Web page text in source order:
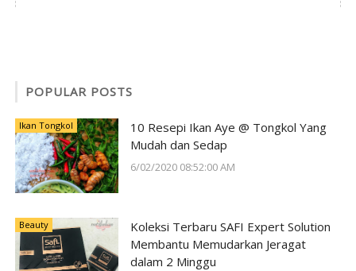
POPULAR POSTS
Ikan Tongkol
10 Resepi Ikan Aye @ Tongkol Yang
Mudah dan Sedap
6/02/2020 08:52:00 AM
Beauty
Koleksi Terbaru SAFI Expert Solution
Membantu Memudarkan Jeragat
dalam 2 Minggu